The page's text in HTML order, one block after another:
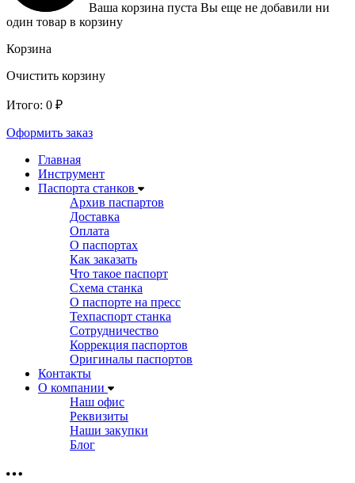
Ваша корзина пуста Вы еще не добавили ни
один товар в корзину
Корзина
Очистить корзину
Итого: 0 ₽
Оформить заказ
Главная
Инструмент
Паспорта станков
Архив паспартов
Доставка
Оплата
О паспортах
Как заказать
Что такое паспорт
Схема станка
О паспорте на пресс
Техпаспорт станка
Сотрудничество
Коррекция паспортов
Оригиналы паспортов
Контакты
О компании
Наш офис
Реквизиты
Наши закупки
Блог